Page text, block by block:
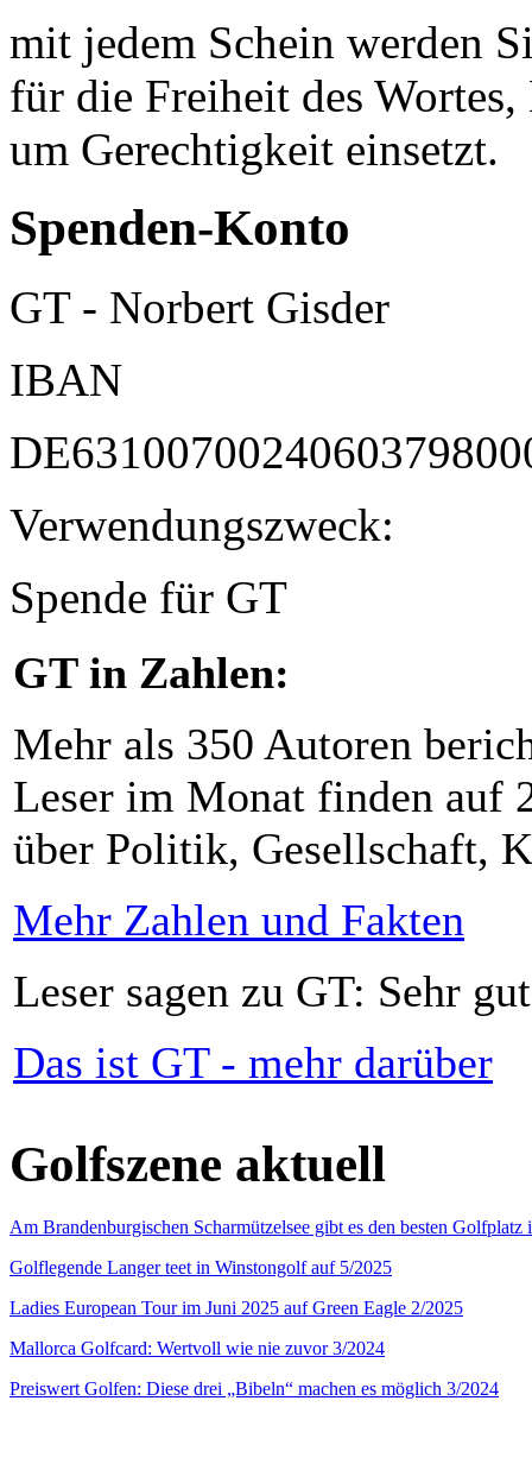
mit jedem Schein werden
für die Freiheit des
um Gerechtigkeit einsetzt.
Spenden-Konto
GT - Norbert Gisder
IBAN
Verwendungszweck:
Spende für GT
GT in Zahlen:
Mehr als 350 Autoren
Leser im Monat finden auf
über Politik, Gesellschaft,
Mehr Zahlen und Fakten
Leser sagen zu GT: Sehr
Das ist GT - mehr darüber
Golfszene aktuell
Am Brandenburgischen Scharmützelsee gibt es den besten
Golflegende Langer teet in Winstongolf auf 5/2025
Ladies European Tour im Juni 2025 auf Green Eagle 2/2025
Mallorca Golfcard: Wertvoll wie nie zuvor 3/2024
Preiswert Golfen: Diese drei „Bibeln“ machen es möglich 3/2024